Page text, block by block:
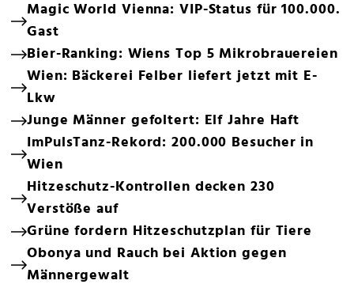
Magic World Vienna: VIP-Status für 100.000.
Gast
Bier-Ranking: Wiens Top 5 Mikrobrauereien
Wien: Bäckerei Felber liefert jetzt mit E-
Lkw
Junge Männer gefoltert: Elf Jahre Haft
ImPulsTanz-Rekord: 200.000 Besucher in
Wien
Hitzeschutz-Kontrollen decken 230
Verstöße auf
Grüne fordern Hitzeschutzplan für Tiere
Obonya und Rauch bei Aktion gegen
Männergewalt